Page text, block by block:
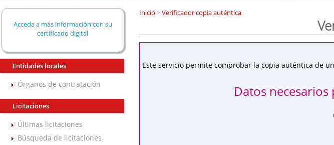
Acceda a más información con su
certificado digital
Entidades locales
Órganos de contratación
Licitaciones
Últimas licitaciones
Búsqueda de licitaciones
Inicio >Verificador copia auténtica
Este servicio permite comprobar la copia auténtica de
Datos